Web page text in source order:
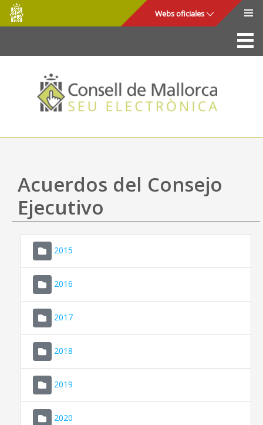
Saltar al contenido principal
Consell
de
Mallorca
Webs oficiales
La Sede
Consejo de Mallorca
Acceso y seguridad
Utilidades
Mapa web
Ayuda
Acuerdos del Consejo
Ejecutivo
2015
2016
2017
2018
2019
2020